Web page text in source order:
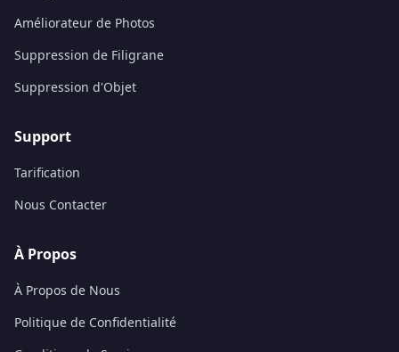
Améliorateur de Photos
Suppression de Filigrane
Suppression d'Objet
Support
Tarification
Nous Contacter
À Propos
À Propos de Nous
Politique de Confidentialité